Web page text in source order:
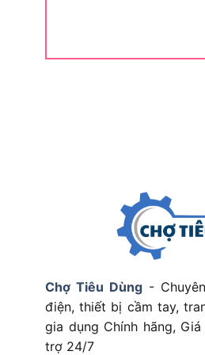
Máy mài góc KEN
ở những không gian
Xưởng cơ khí bán
thép chữ V, đánh bay
–Người dùng gia đình
các ông bố dễ dàng tự
dụng kim loại cũ kỹ.
Chợ Tiêu Dùng -
điện, thiết bị cầm tay,
gia dụng Chính hãng,
trợ 24/7